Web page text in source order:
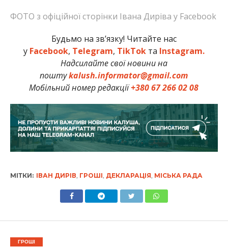
ФОТО з офіційної сторінки Івана Диріва у Facebook
Будьмо на зв’язку! Читайте нас
у Facebook, Telegram, TikTokта Instagram.
Надсилайте свої новини на
поштуkalush.informator@gmail.com
Мобільний номер редакції+380 67 266 02 08
МІТКИ: ІВАН ДИРІВ ГРОШІ ДЕКЛАРАЦІЯ МІСЬКА РАДА
ГРОШІ